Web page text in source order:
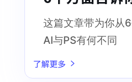
这篇文章带为你从
AI与PS有何不同
了解更多